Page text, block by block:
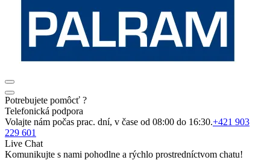
Potrebujete pomôcť ?
Telefonická podpora
Volajte nám počas prac. dní, v čase od 08:00 do 16:30.+421 903
229 601
Live Chat
Komunikujte s nami pohodlne a rýchlo prostredníctvom chatu!